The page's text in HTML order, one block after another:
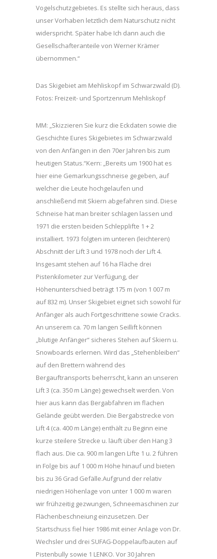
Vogelschutzgebietes. Es stellte sich heraus, dass
unser Vorhaben letztlich dem Naturschutz nicht
widerspricht. Später habe Ich dann auch die
Gesellschafteranteile von Werner Krämer
übernommen.“
Das Skigebiet am Mehliskopf im Schwarzwald (D).
Fotos: Freizeit- und Sportzenrum Mehliskopf
MM: „Skizzieren Sie kurz die Eckdaten sowie die
Geschichte Eures Skigebietes im Schwarzwald
von den Anfängen in den 70er Jahren bis zum
heutigen Status.“Kern: „Bereits um 1900 hat es
hier eine Gemarkungsschneise gegeben, auf
welcher die Leute hochgelaufen und
anschließend mit Skiern abgefahren sind. Diese
Schneise hat man breiter schlagen lassen und
1971 die ersten beiden Schlepplifte 1 + 2
installiert. 1973 folgten im unteren (leichteren)
Abschnitt der Lift 3 und 1978 noch der Lift 4.
Insgesamt stehen auf 16 ha Fläche drei
Pistenkilometer zur Verfügung, der
Höhenunterschied beträgt 175 m (von 1 007 m
auf 832 m). Unser Skigebiet eignet sich sowohl für
Anfänger als auch Fortgeschrittene sowie Cracks.
An unserem ca. 70 m langen Seillift können
„blutige Anfänger“ sicheres Stehen auf Skiern u.
Snowboards erlernen. Wird das „Stehenbleiben“
auf den Brettern während des
Bergauftransports beherrscht, kann an unseren
Lift 3 (ca. 350 m Länge) gewechselt werden. Von
hier aus kann das Bergabfahren im flachen
Gelände geübt werden. Die Bergabstrecke von
Lift 4 (ca. 400 m Länge) enthält zu Beginn eine
kurze steilere Strecke u. läuft über den Hang 3
flach aus. Die ca. 900 m langen Lifte 1 u. 2 führen
in Folge bis auf 1 000 m Höhe hinauf und bieten
bis zu 36 Grad Gefälle.Aufgrund der relativ
niedrigen Höhenlage von unter 1 000 m waren
wir frühzeitig gezwungen, Schneemaschinen zur
Flächenbeschneiung einzusetzen. Der
Startschuss fiel hier 1986 mit einer Anlage von Dr.
Wechsler und drei SUFAG-Doppelaufbauten auf
Pistenbully sowie 1 LENKO. Vor 30 Jahren